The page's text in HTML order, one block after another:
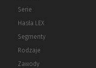
Serie
Hasła LEX
Segmenty
Rodzaje
Zawody